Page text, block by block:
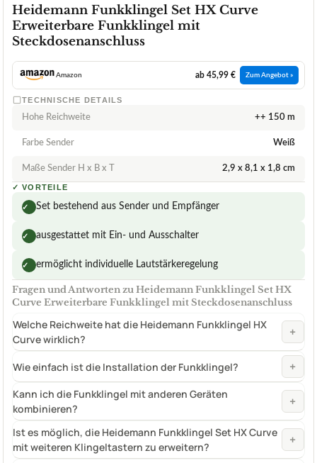
Heidemann Funkklingel Set HX Curve
Erweiterbare Funkklingel mit
Steckdosenanschluss
Amazon ab 45,99 € Zum Angebot »
TECHNISCHE DETAILS
Hohe Reichweite ++ 150 m
Farbe Sender Weiß
Maße Sender H x B x T 2,9 x 8,1 x 1,8 cm
✓ VORTEILE
✓ Set bestehend aus Sender und Empfänger
✓ ausgestattet mit Ein- und Ausschalter
✓ ermöglicht individuelle Lautstärkeregelung
Fragen und Antworten zu Heidemann Funkklingel Set HX
Curve Erweiterbare Funkklingel mit Steckdosenanschluss
Welche Reichweite hat die Heidemann Funkklingel HX
Curve wirklich?
+
Wie einfach ist die Installation der Funkklingel? +
Kann ich die Funkklingel mit anderen Geräten
kombinieren?
+
Ist es möglich, die Heidemann Funkklingel Set HX Curve
mit weiteren Klingeltastern zu erweitern?
+